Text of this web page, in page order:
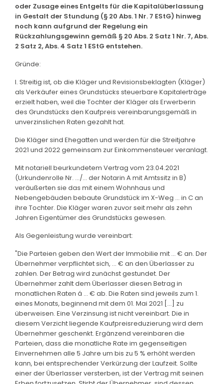
oder Zusage eines Entgelts für die Kapitalüberlassung
in Gestalt der Stundung (§ 20 Abs. 1 Nr. 7 EStG) hinweg
noch kann aufgrund der Regelung ein
Rückzahlungsgewinn gemäß § 20 Abs. 2 Satz 1 Nr. 7, Abs.
2 Satz 2, Abs. 4 Satz 1 EStG entstehen.
Gründe:
I. Streitig ist, ob die Kläger und Revisionsbeklagten (Kläger)
als Verkäufer eines Grundstücks steuerbare Kapitalerträge
erzielt haben, weil die Tochter der Kläger als Erwerberin
des Grundstücks den Kaufpreis vereinbarungsgemäß in
unverzinslichen Raten gezahlt hat.
Die Kläger sind Ehegatten und werden für die Streitjahre
2021 und 2022 gemeinsam zur Einkommensteuer veranlagt.
Mit notariell beurkundetem Vertrag vom 23.04.2021
(Urkundenrolle Nr. .../... der Notarin A mit Amtssitz in B)
veräußerten sie das mit einem Wohnhaus und
Nebengebäuden bebaute Grundstück im X-Weg ... in C an
ihre Tochter. Die Kläger waren zuvor seit mehr als zehn
Jahren Eigentümer des Grundstücks gewesen.
Als Gegenleistung wurde vereinbart:
"Die Parteien geben den Wert der Immobilie mit ... € an. Der
Übernehmer verpflichtet sich, ... € an den Überlasser zu
zahlen. Der Betrag wird zunächst gestundet. Der
Übernehmer zahlt dem Überlasser diesen Betrag in
monatlichen Raten á ... € ab. Die Raten sind jeweils zum 1.
eines Monats, beginnend mit dem 01. Mai 2021 [...] zu
überweisen. Eine Verzinsung ist nicht vereinbart. Die in
diesem Verzicht liegende Kaufpreisreduzierung wird dem
Übernehmer geschenkt. Ergänzend vereinbaren die
Parteien, dass die monatliche Rate im gegenseitigen
Einvernehmen alle 5 Jahre um bis zu 5 % erhöht werden
kann, bei entsprechender Verkürzung der Laufzeit. Sollte
einer der Überlasser versterben, ist der Vertrag mit seinen